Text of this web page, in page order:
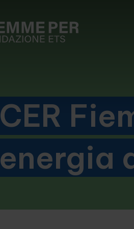
CER
energia